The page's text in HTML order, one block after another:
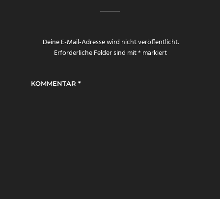
Deine E-Mail-Adresse wird nicht veröffentlicht.
Erforderliche Felder sind mit*markiert
KOMMENTAR *